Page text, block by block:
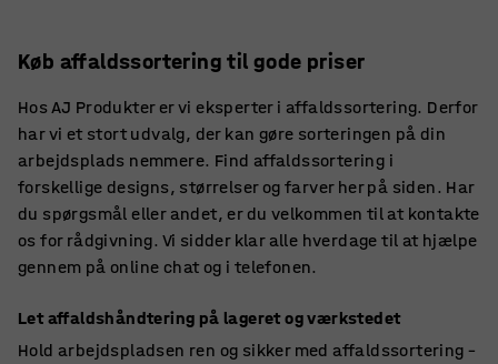
Køb affaldssortering til gode priser
Hos AJ Produkter er vi eksperter i affaldssortering. Derfor
har vi et stort udvalg, der kan gøre sorteringen på din
arbejdsplads nemmere. Find affaldssortering i
forskellige designs, størrelser og farver her på siden. Har
du spørgsmål eller andet, er du velkommen til at kontakte
os for rådgivning. Vi sidder klar alle hverdage til at hjælpe
gennem på online chat og i telefonen.
Let affaldshåndtering på lageret og værkstedet
Hold arbejdspladsen ren og sikker med affaldssortering –